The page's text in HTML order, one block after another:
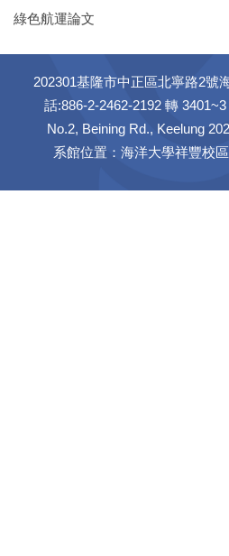
綠色航運論文
202301基隆市中正區北寧路2號
話:886-2-2462-2192 轉
No.2, Beining Rd., Keelung
系館位置：海洋大學祥豐校